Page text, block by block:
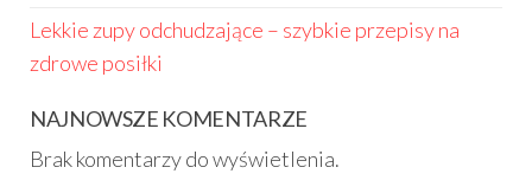
Lekkie zupy odchudzające – szybkie przepisy na
zdrowe posiłki
NAJNOWSZE KOMENTARZE
Brak komentarzy do wyświetlenia.